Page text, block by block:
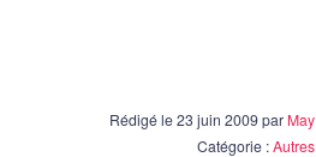
Rédigé le 23 juin 2009 par May
Catégorie :Autres